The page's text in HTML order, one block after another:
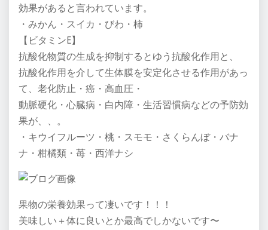
効果があると言われています。
・みかん・スイカ・びわ・柿
【ビタミンE】
抗酸化物質の生成を抑制するとゆう抗酸化作用と、
抗酸化作用を介して生体膜を安定化させる作用があっ
て、老化防止・癌・高血圧・
動脈硬化・心臓病・白内障・生活習慣病などの予防効
果が、、。
・キウイフルーツ・桃・スモモ・さくらんぼ・バナ
ナ・柑橘類・苺・西洋ナシ
果物の栄養効果って凄いです！！！
美味しい＋体に良いとか最高でしかないです〜